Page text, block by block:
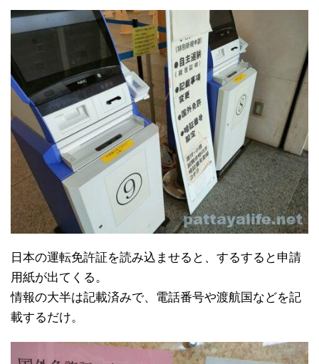
日本の運転免許証を読み込ませると、するすると申請
用紙が出てくる。
情報の大半は記載済みで、電話番号や渡航国などを記
載するだけ。